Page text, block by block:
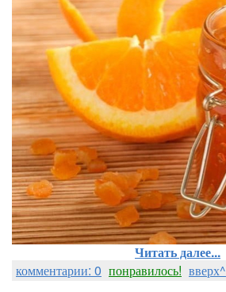
Читать далее...
комментарии: 0 понравилось! вверх^